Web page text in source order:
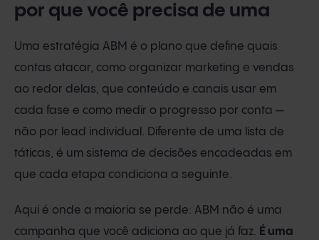
por que você precisa de uma
Uma estratégia ABM é o plano que define quais
contas atacar, como organizar marketing e vendas
ao redor delas, que conteúdo e canais usar em
cada fase e como medir o progresso por conta —
não por lead individual. Diferente de uma lista de
táticas, é um sistema de decisões encadeadas em
que cada etapa condiciona a seguinte.
Aqui é onde a maioria se perde: ABM não é uma
campanha que você adiciona ao que já faz. É uma